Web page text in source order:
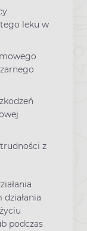
leku w
z
podczas